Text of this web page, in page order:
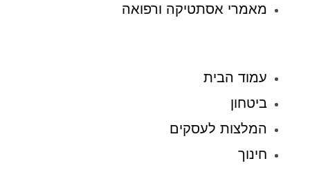
מאמרי אסתטיקה ורפואה
עמוד הבית
ביטחון
המלצות לעסקים
חינוך